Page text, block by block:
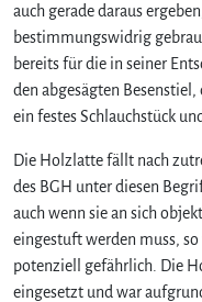
auch gerade daraus
bestimmungswidrig
bereits für die in seiner
den abgesägten Besenstiel,
ein festes Schlauchstück
Die Holzlatte fällt nach
des BGH unter diesen
auch wenn sie an sich
eingestuft werden muss,
potenziell gefährlich. Die
eingesetzt und war